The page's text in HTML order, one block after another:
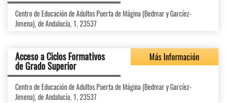
Centro de Educación de Adultos Puerta de Mágina (Bedmar y Garcíez-
Jimena), de Andalucía, 1, 23537
Acceso a Ciclos Formativos
de Grado Superior
Más Información
Centro de Educación de Adultos Puerta de Mágina (Bedmar y Garcíez-
Jimena), de Andalucía, 1, 23537